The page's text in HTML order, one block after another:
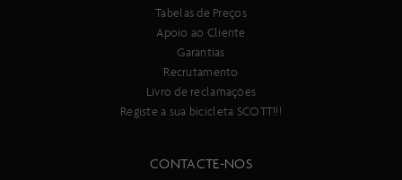
Disco de travão dianteiro
Rotor Shimano RT-CL800 160 mm
Tabelas de Preços
Apoio ao Cliente
Garantias
Recrutamento
Livro de reclamações
Registe a sua bicicleta SCOTT!!!
CONTACTE-NOS